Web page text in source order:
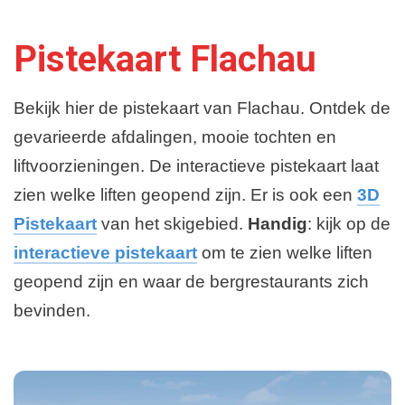
Pistekaart Flachau
Bekijk hier de pistekaart van Flachau. Ontdek de
gevarieerde afdalingen, mooie tochten en
liftvoorzieningen. De interactieve pistekaart laat
zien welke liften geopend zijn. Er is ook een 3D
Pistekaart van het skigebied. Handig: kijk op de
interactieve pistekaart om te zien welke liften
geopend zijn en waar de bergrestaurants zich
bevinden.